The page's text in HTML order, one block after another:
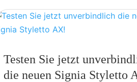
Testen Sie jetzt
die neuen Signia Styletto